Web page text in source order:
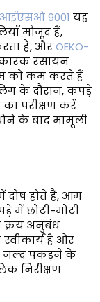
आईएसओ 9001 यह
मौजूद हैं,
है, औरOEKO-
रसायन
को कम करते हैं
के दौरान, कपड़े
का परीक्षण करें
के बाद मामूली
दोष होते हैं, आम
में छोटी-मोटी
क्रय अनुबंध
है और
जल्द पकड़ने के
निरीक्षण